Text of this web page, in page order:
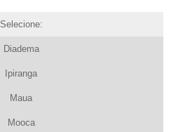
Selecione:
Diadema
Ipiranga
Maua
Mooca